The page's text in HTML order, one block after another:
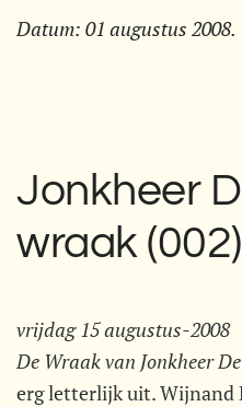
Datum: 01 augustus 2008.
Jonkheer
wraak (002)
vrijdag 15 augustus-2008
De Wraak van Jonkheer
erg letterlijk uit. Wijnand